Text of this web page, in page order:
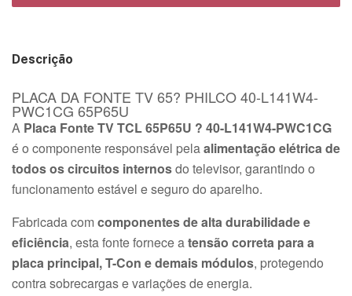
Descrição
PLACA DA FONTE TV 65? PHILCO 40-L141W4-
PWC1CG 65P65U
A Placa Fonte TV TCL 65P65U ? 40-L141W4-PWC1CG
é o componente responsável pelaalimentação elétrica de
todos os circuitos internosdo televisor, garantindo o
funcionamento estável e seguro do aparelho.
Fabricada comcomponentes de alta durabilidade e
eficiência, esta fonte fornece atensão correta para a
placa principal, T-Con e demais módulos, protegendo
contra sobrecargas e variações de energia.